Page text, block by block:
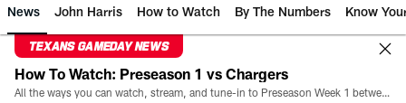
News John Harris How to Watch By The Numbers Know
TEXANS GAMEDAY NEWS
How To Watch: Preseason 1 vs Chargers
All the ways you can watch, stream, and tune-in to Preseason Week 1 between the Texans and the Los Angeles Chargers at Reliant Stadium on August 13.